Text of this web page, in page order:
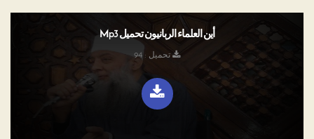
أين العلماء الربانيون تحميل Mp3
تحميل : 94